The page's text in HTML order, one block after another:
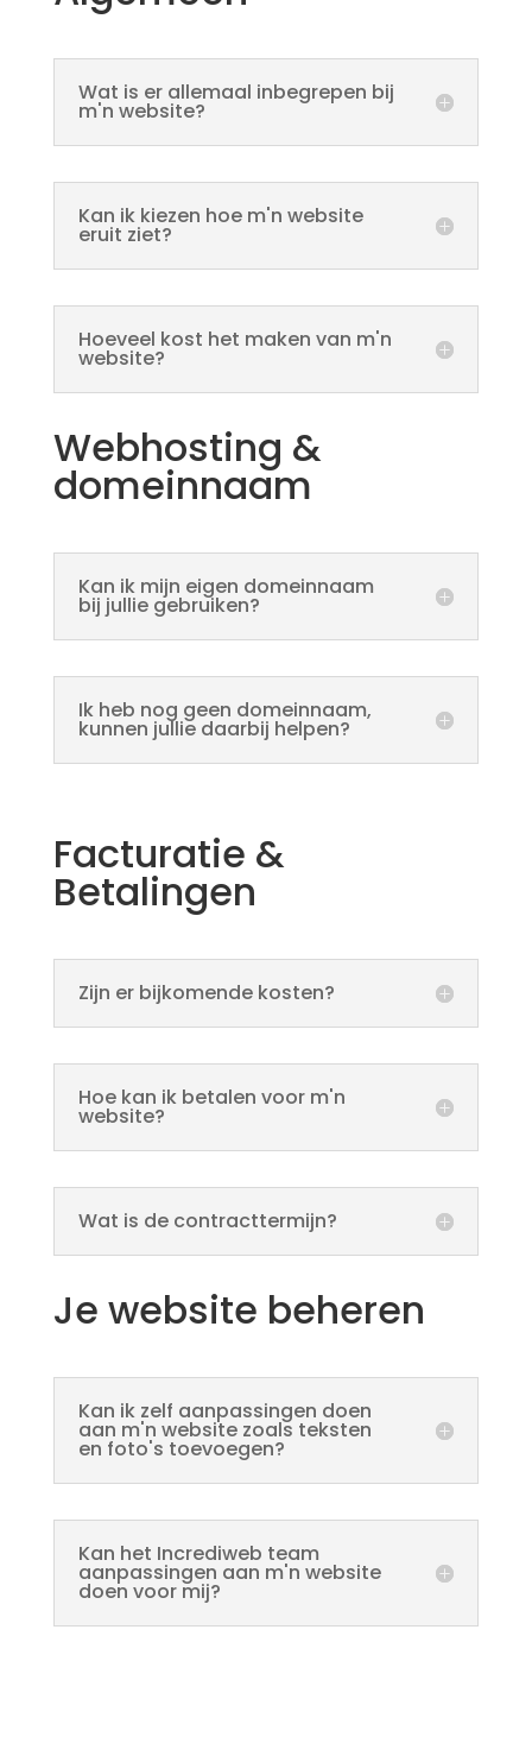
Wat is er allemaal inbegrepen bij
m'n website?
Kan ik kiezen hoe m'n website
eruit ziet?
Hoeveel kost het maken van m'n
website?
Webhosting &
domeinnaam
Kan ik mijn eigen domeinnaam
bij jullie gebruiken?
Ik heb nog geen domeinnaam,
kunnen jullie daarbij helpen?
Facturatie &
Betalingen
Zijn er bijkomende kosten?
Hoe kan ik betalen voor m'n
website?
Wat is de contracttermijn?
Je website beheren
Kan ik zelf aanpassingen doen
aan m'n website zoals teksten
en foto's toevoegen?
Kan het Incrediweb team
aanpassingen aan m'n website
doen voor mij?